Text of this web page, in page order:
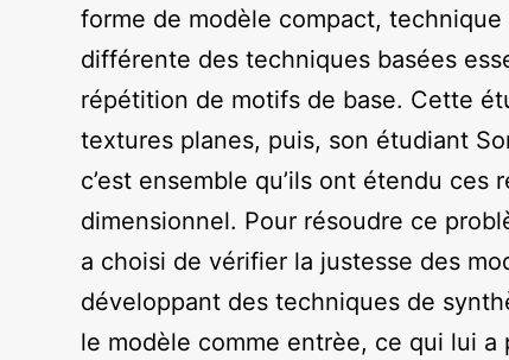
forme de modèle compact, technique
différente des techniques basées
répétition de motifs de base. Cette
textures planes, puis, son étudiant
c’est ensemble qu’ils ont étendu ces
dimensionnel. Pour résoudre ce
a choisi de vérifier la justesse des
développant des techniques de
le modèle comme entrèe, ce qui lui a